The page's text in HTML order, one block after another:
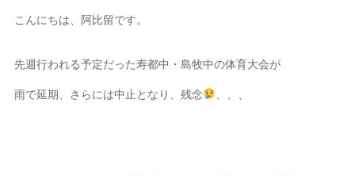
こんにちは、阿比留です。
先週行われる予定だった寿都中・島牧中の体育大会が
雨で延期、さらには中止となり、残念